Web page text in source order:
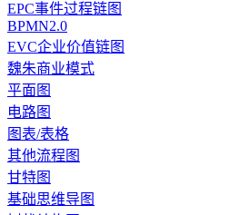
EPC事件过程链图
BPMN2.0
EVC企业价值链图
魏朱商业模式
平面图
电路图
图表/表格
其他流程图
甘特图
基础思维导图